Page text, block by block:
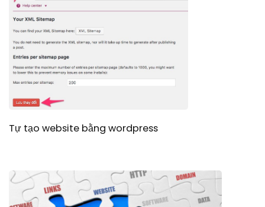
Tự tạo website bằng wordpress